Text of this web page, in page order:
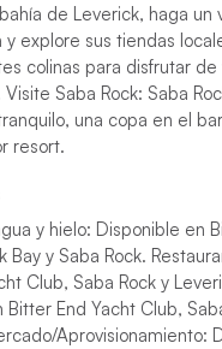
de Leverick, haga un
explore sus tiendas
colinas para disfrutar de
Saba Rock: Saba
una copa en el
resort.
y hielo: Disponible en
Bay y Saba Rock.
Club, Saba Rock y
Bitter End Yacht Club,
Aprovisionamiento: